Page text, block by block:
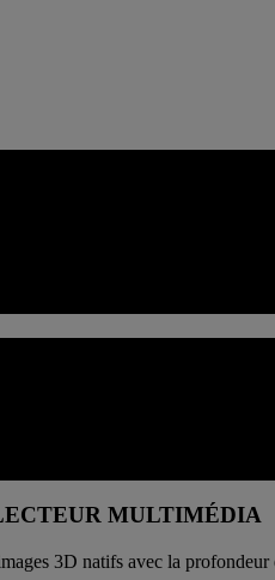
MULTIMÉDIA
3D natifs avec la